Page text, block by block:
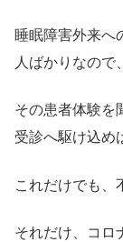
睡眠障害外来へ
人ばかりなので
その患者体験を
受診へ駆け込め
これだけでも、
それだけ、コロ